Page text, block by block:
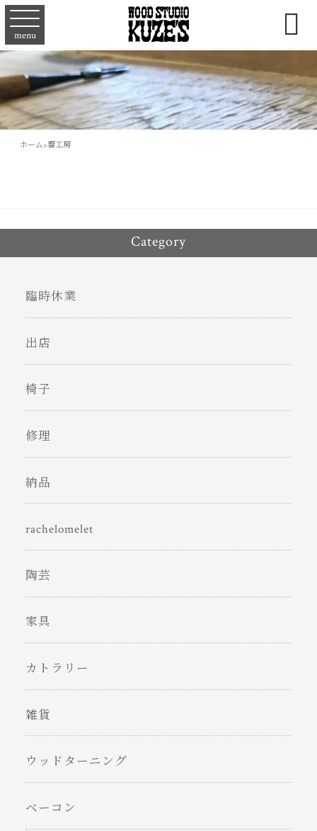
menu 
ホーム>響工房
Category
臨時休業
出店
椅子
修理
納品
rachelomelet
陶芸
家具
カトラリー
雑貨
ウッドターニング
ベーコン